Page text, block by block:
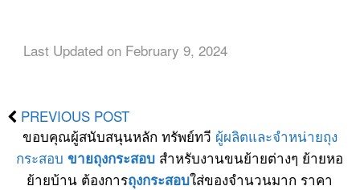
Last Updated on February 9, 2024
PREVIOUS POST
ขอบคุณผู้สนับสนุนหลัก ทรัพย์ทวี ผู้ผลิตและจำหน่ายถุง
กระสอบ ขายถุงกระสอบ สำหรับงานขนย้ายต่างๆ ย้ายหอ
ย้ายบ้าน ต้องการถุงกระสอบใส่ของจำนวนมาก ราคา